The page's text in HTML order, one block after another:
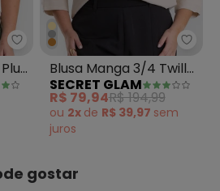
Secret Glam - Camiseta
Blusa Manga 3/4 Twill
Plus Size Bege
SECRET GLAM
R$ 79,94R$ 194,99
ou 2x de R$ 39,97 sem
juros
gostar